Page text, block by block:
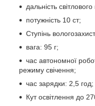
дальність
потужність 10 ст;
Ступінь
вага: 95 г;
час автономної
режиму свічення;
час зарядки: 2,5 год;
Кут освітлення до